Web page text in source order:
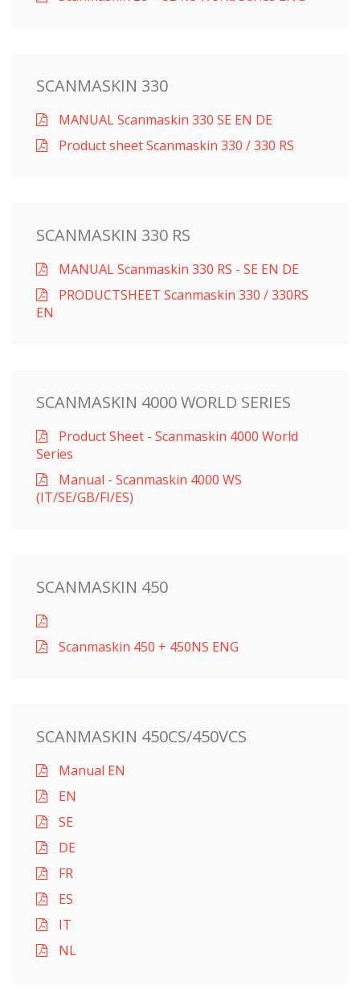
SCANMASKIN 330
MANUAL Scanmaskin 330 SE EN DE
Product sheet Scanmaskin 330 / 330 RS
SCANMASKIN 330 RS
MANUAL Scanmaskin 330 RS - SE EN DE
PRODUCTSHEET Scanmaskin 330 / 330RS
EN
SCANMASKIN 4000 WORLD SERIES
Product Sheet - Scanmaskin 4000 World
Series
Manual - Scanmaskin 4000 WS
(IT/SE/GB/FI/ES)
SCANMASKIN 450
Scanmaskin 450 + 450NS ENG
SCANMASKIN 450CS/450VCS
Manual EN
EN
SE
DE
FR
ES
IT
NL